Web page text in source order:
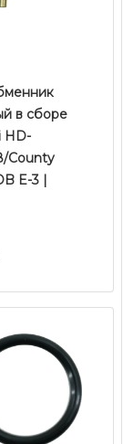
в сборе
HD-
County
E-3 |